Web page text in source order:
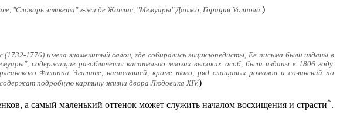
"Словарь этикета" г-жи де Жанлис, "Мемуары" Данжо, Горация Уолпола.)
1776) имела знаменитый салон, где собирались энциклопедисты, Ее письма были изданы в
содержащие разоблачения касательно многих высоких особ, были изданы в 1806 году.
Филиппа Эгалите, написавшей, кроме того, ряд слащавых романов и сочинений по
содержат подробную картину жизни двора Людовика XIV.)
а самый маленький оттенок может служить началом восхищения и страсти*.